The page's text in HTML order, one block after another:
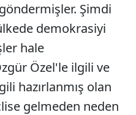
Şimdi
demokrasiyi
hale
Özel'le ilgili ve
hazırlanmış olan
gelmeden neden